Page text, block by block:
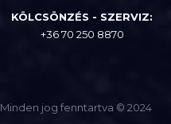
KÖLCSÖNZÉS - SZERVIZ:
+36 70 250 8870
Minden jog fenntartva © 2024